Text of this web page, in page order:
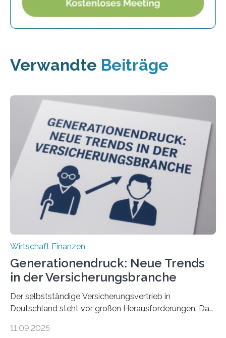
Verwandte Beiträge
Wirtschaft Finanzen
Generationendruck: Neue Trends
in der Versicherungsbranche
Der selbstständige Versicherungsvertrieb in
Deutschland steht vor großen Herausforderungen. Das
Dr. Matthias Beenken und Prof. Dr. Lukas Linnenbrink
11.09.2025